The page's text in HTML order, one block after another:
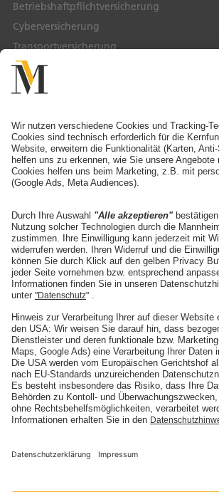
Betriebshaftpflichtversicherung
Cyberversicherung
Transportversicherung
Service & Kontakt
Ansprechpartner finden
Schaden melden
Adresse ändern
Die Mannheimer
Unternehmen
Karriere
Nachhaltigkeit
Social Media
ARTIMA
ARTIMA
BELMOT